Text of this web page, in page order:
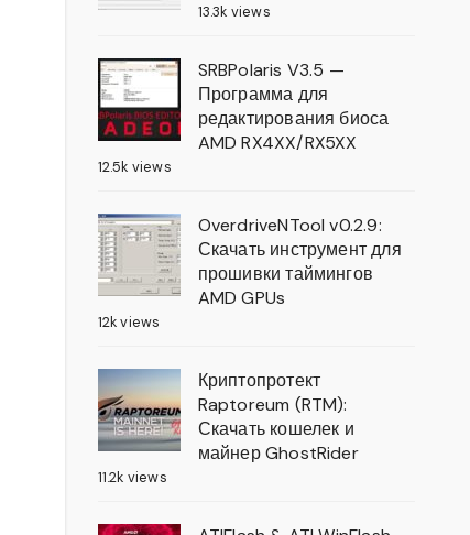
13.3k views
SRBPolaris V3.5 —
Программа для
редактирования биоса
AMD RX4XX/RX5XX
12.5k views
OverdriveNTool v0.2.9:
Скачать инструмент для
прошивки таймингов
AMD GPUs
12k views
Криптопротект
Raptoreum (RTM):
Скачать кошелек и
майнер GhostRider
11.2k views